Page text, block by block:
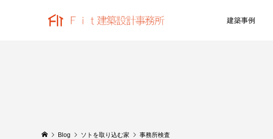
建築事例
Blog ソトを取り込む家 事務所検査